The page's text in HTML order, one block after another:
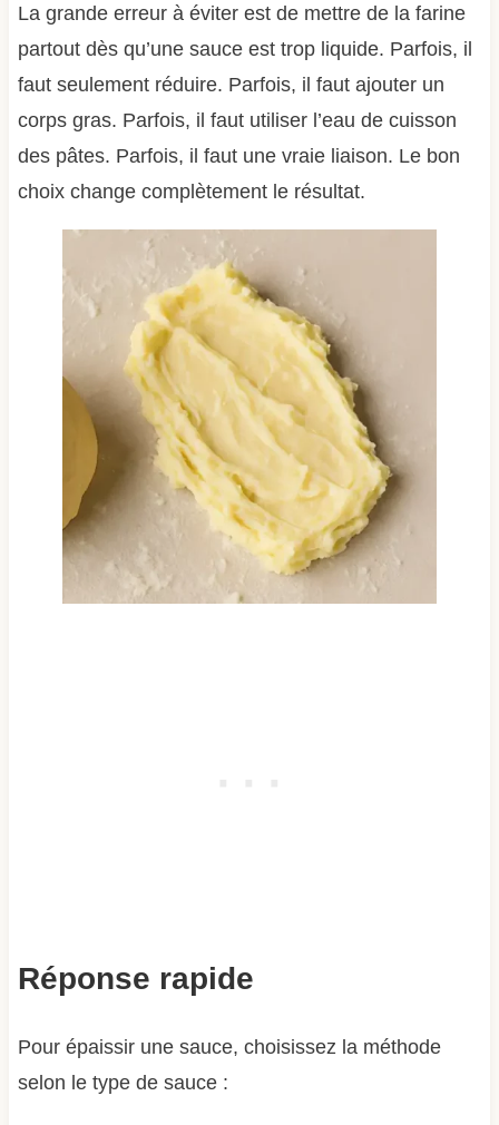
La grande erreur à éviter est de mettre de la farine
partout dès qu’une sauce est trop liquide. Parfois, il
faut seulement réduire. Parfois, il faut ajouter un
corps gras. Parfois, il faut utiliser l’eau de cuisson
des pâtes. Parfois, il faut une vraie liaison. Le bon
choix change complètement le résultat.
Réponse rapide
Pour épaissir une sauce, choisissez la méthode
selon le type de sauce :